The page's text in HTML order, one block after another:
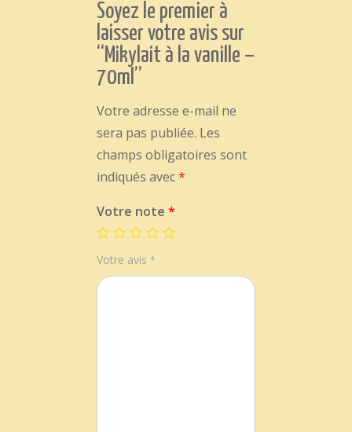
Soyez le premier à
laisser votre avis sur
“Mikylait à la vanille –
70ml”
Votre adresse e-mail ne
sera pas publiée. Les
champs obligatoires sont
indiqués avec*
Votre note*
Votre avis*